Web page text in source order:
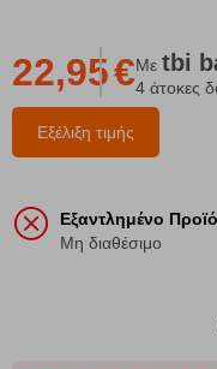
Εξέλιξη τιμής
22,95€Με tbi
4 άτοκες
Εξαντλημένο
Μη διαθέσιμο